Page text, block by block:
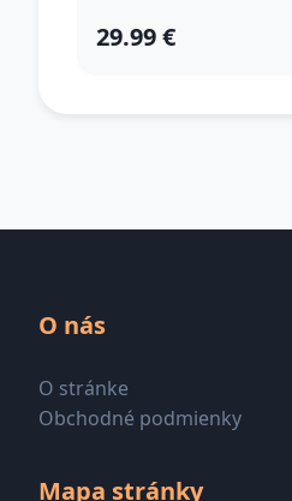
29.99 €
O nás
O stránke
Obchodné podmienky
Mapa stránky